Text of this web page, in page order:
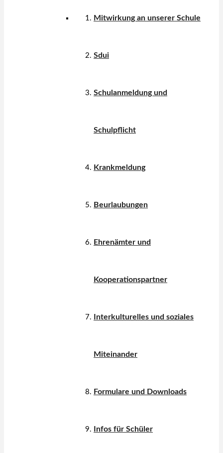
Mitwirkung an unserer Schule
Sdui
Schulanmeldung und
Schulpflicht
Krankmeldung
Beurlaubungen
Ehrenämter und
Kooperationspartner
Interkulturelles und soziales
Miteinander
Formulare und Downloads
Infos für Schüler